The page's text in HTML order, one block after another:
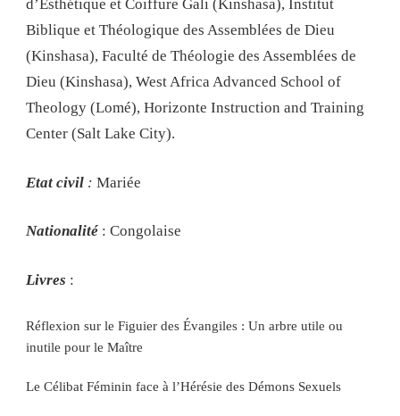
d’Esthétique et Coiffure Gali (Kinshasa), Institut
Biblique et Théologique des Assemblées de Dieu
(Kinshasa), Faculté de Théologie des Assemblées de
Dieu (Kinshasa), West Africa Advanced School of
Theology (Lomé), Horizonte Instruction and Training
Center (Salt Lake City).
Etat civil : Mariée
Nationalité : Congolaise
Livres :
Réflexion sur le Figuier des Évangiles : Un arbre utile ou
inutile pour le Maître
Le Célibat Féminin face à l’Hérésie des Démons Sexuels